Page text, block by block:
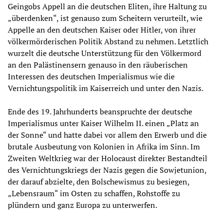
Geingobs Appell an die deutschen Eliten, ihre Haltung zu
„überdenken“, ist genauso zum Scheitern verurteilt, wie
Appelle an den deutschen Kaiser oder Hitler, von ihrer
völkermörderischen Politik Abstand zu nehmen. Letztlich
wurzelt die deutsche Unterstützung für den Völkermord
an den Palästinensern genauso in den räuberischen
Interessen des deutschen Imperialismus wie die
Vernichtungspolitik im Kaiserreich und unter den Nazis.
Ende des 19. Jahrhunderts beanspruchte der deutsche
Imperialismus unter Kaiser Wilhelm II. einen „Platz an
der Sonne“ und hatte dabei vor allem den Erwerb und die
brutale Ausbeutung von Kolonien in Afrika im Sinn. Im
Zweiten Weltkrieg war der Holocaust direkter Bestandteil
des Vernichtungskriegs der Nazis gegen die Sowjetunion,
der darauf abzielte, den Bolschewismus zu besiegen,
„Lebensraum“ im Osten zu schaffen, Rohstoffe zu
plündern und ganz Europa zu unterwerfen.